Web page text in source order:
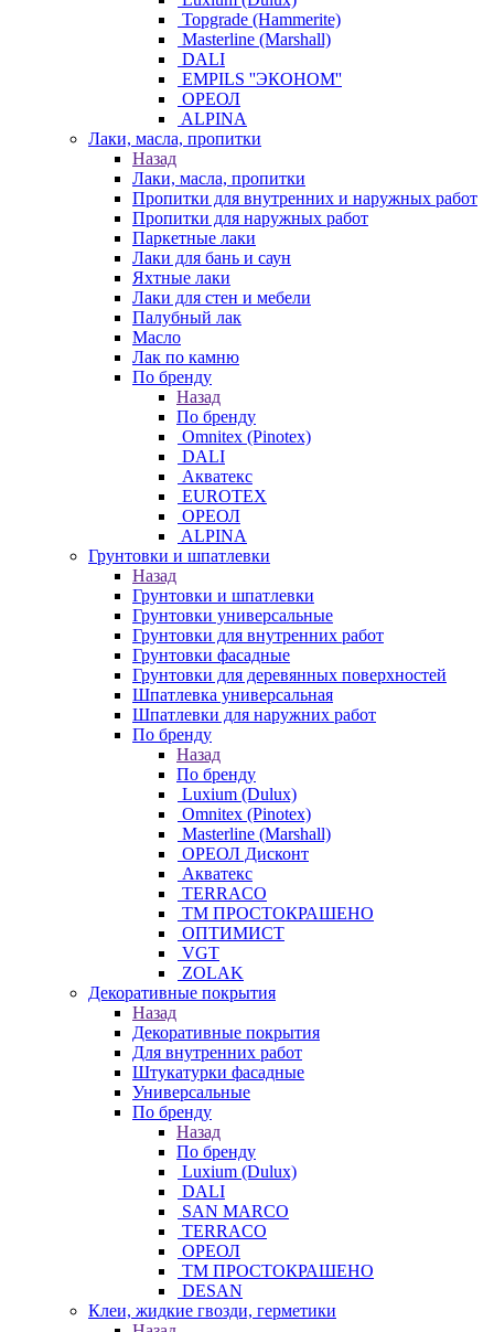
Topgrade (Hammerite)
Masterline (Marshall)
DALI
EMPILS ''ЭКОНОМ''
ОРЕОЛ
ALPINA
Лаки, масла, пропитки
Назад
Лаки, масла, пропитки
Пропитки для внутренних и наружных работ
Пропитки для наружных работ
Паркетные лаки
Лаки для бань и саун
Яхтные лаки
Лаки для стен и мебели
Палубный лак
Масло
Лак по камню
По бренду
Назад
По бренду
Omnitex (Pinotex)
DALI
Акватекс
EUROTEX
ОРЕОЛ
ALPINA
Грунтовки и шпатлевки
Назад
Грунтовки и шпатлевки
Грунтовки универсальные
Грунтовки для внутренних работ
Грунтовки фасадные
Грунтовки для деревянных поверхностей
Шпатлевка универсальная
Шпатлевки для наружних работ
По бренду
Назад
По бренду
Luxium (Dulux)
Omnitex (Pinotex)
Masterline (Marshall)
ОРЕОЛ Дисконт
Акватекс
TERRACO
ТМ ПРОСТОКРАШЕНО
ОПТИМИСТ
VGT
ZOLAK
Декоративные покрытия
Назад
Декоративные покрытия
Для внутренних работ
Штукатурки фасадные
Универсальные
По бренду
Назад
По бренду
Luxium (Dulux)
DALI
SAN MARCO
TERRACO
ОРЕОЛ
ТМ ПРОСТОКРАШЕНО
DESAN
Клеи, жидкие гвозди, герметики